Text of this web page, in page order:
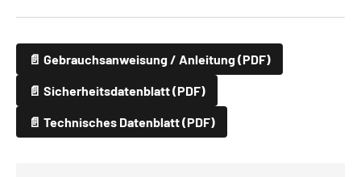
📄 Gebrauchsanweisung / Anleitung (PDF)
📄 Sicherheitsdatenblatt (PDF)
📄 Technisches Datenblatt (PDF)